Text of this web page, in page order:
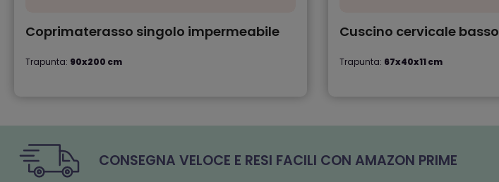
Coprimaterasso singolo impermeabile
Trapunta: 90x200 cm
Cuscino cervicale basso
Trapunta: 67x40x11 cm
CONSEGNA VELOCE E RESI FACILI CON AMAZON PRIME